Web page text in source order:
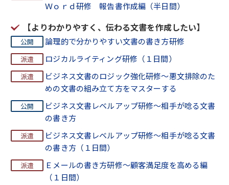
Ｗｏｒｄ研修 報告書作成編（半日間）
【よりわかりやすく、伝わる文書を作成したい】
論理的で分かりやすい文書の書き方研修
ロジカルライティング研修（１日間）
ビジネス文書のロジック強化研修～悪文排除のた
めの文書の組み立て方をマスターする
ビジネス文書レベルアップ研修～相手が唸る文書
の書き方
ビジネス文書レベルアップ研修～相手が唸る文書
の書き方（１日間）
Ｅメールの書き方研修～顧客満足度を高める編
（１日間）